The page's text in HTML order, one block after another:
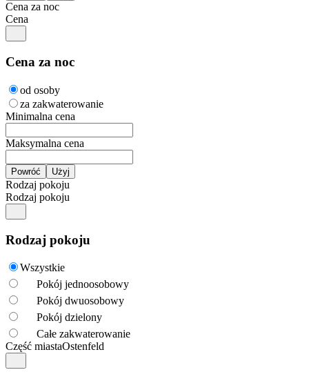
Cena za noc
Cena
Cena za noc
od osoby
za zakwaterowanie
Minimalna cena
Maksymalna cena
Rodzaj pokoju
Rodzaj pokoju
Rodzaj pokoju
Wszystkie
Pokój jednoosobowy
Pokój dwuosobowy
Pokój dzielony
Całe zakwaterowanie
Część miastaOstenfeld